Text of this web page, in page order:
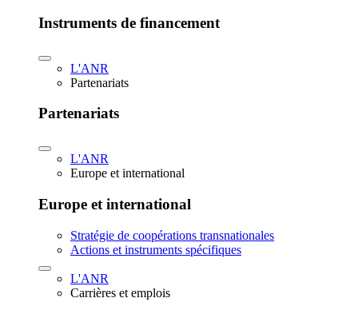
Instruments de financement
L'ANR
Partenariats
Partenariats
L'ANR
Europe et international
Europe et international
Stratégie de coopérations transnationales
Actions et instruments spécifiques
L'ANR
Carrières et emplois